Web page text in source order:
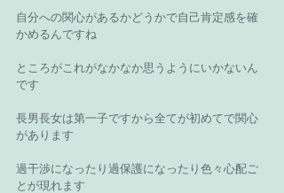
自分への関心があるかどうかで自己肯定感を確
かめるんですね
ところがこれがなかなか思うようにいかないん
です
長男長女は第一子ですから全てが初めてで関心
があります
過干渉になったり過保護になったり色々心配ご
とが現れます